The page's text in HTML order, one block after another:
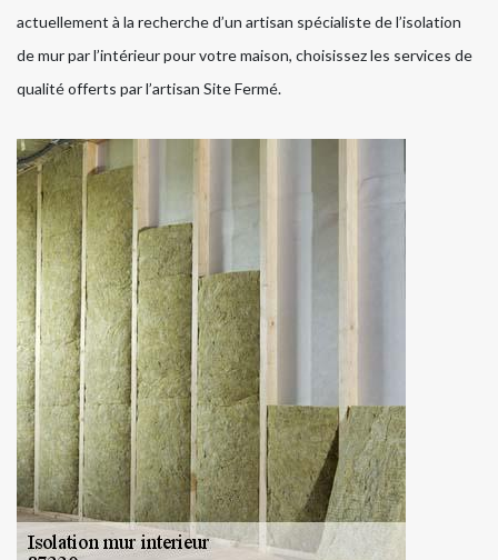
actuellement à la recherche d’un artisan spécialiste de l’isolation
de mur par l’intérieur pour votre maison, choisissez les services de
qualité offerts par l’artisan Site Fermé.